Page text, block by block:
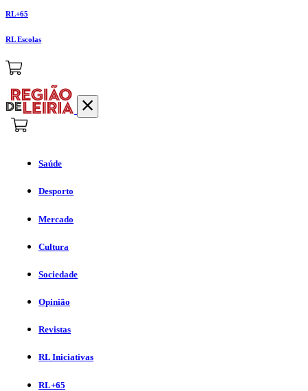
RL+65
RL Escolas
Saúde
Desporto
Mercado
Cultura
Sociedade
Opinião
Revistas
RL Iniciativas
RL+65